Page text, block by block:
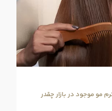
مو موجود در بازار چقدر